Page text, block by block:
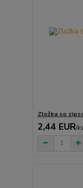
Zložka so
2,44 EUR/ks